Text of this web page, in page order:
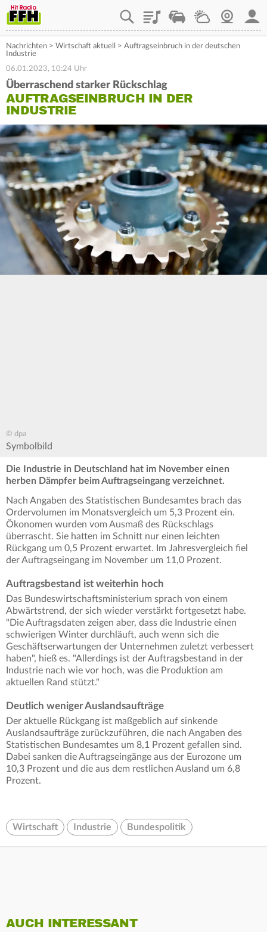
PlaylistStaupilotWetterWebcam
Nachrichten > Wirtschaft aktuell > Auftragseinbruch in der deutschen
Industrie
06.01.2023, 10:24 Uhr
Überraschend starker Rückschlag
AUFTRAGSEINBRUCH IN DER
INDUSTRIE
© dpa
Symbolbild
Die Industrie in Deutschland hat im November einen
herben Dämpfer beim Auftragseingang verzeichnet.
Nach Angaben des Statistischen Bundesamtes brach das
Ordervolumen im Monatsvergleich um 5,3 Prozent ein.
Ökonomen wurden vom Ausmaß des Rückschlags
überrascht. Sie hatten im Schnitt nur einen leichten
Rückgang um 0,5 Prozent erwartet. Im Jahresvergleich fiel
der Auftragseingang im November um 11,0 Prozent.
Auftragsbestand ist weiterhin hoch
Das Bundeswirtschaftsministerium sprach von einem
Abwärtstrend, der sich wieder verstärkt fortgesetzt habe.
"Die Auftragsdaten zeigen aber, dass die Industrie einen
schwierigen Winter durchläuft, auch wenn sich die
Geschäftserwartungen der Unternehmen zuletzt verbessert
haben", hieß es. "Allerdings ist der Auftragsbestand in der
Industrie nach wie vor hoch, was die Produktion am
aktuellen Rand stützt."
Deutlich weniger Auslandsaufträge
Der aktuelle Rückgang ist maßgeblich auf sinkende
Auslandsaufträge zurückzuführen, die nach Angaben des
Statistischen Bundesamtes um 8,1 Prozent gefallen sind.
Dabei sanken die Auftragseingänge aus der Eurozone um
10,3 Prozent und die aus dem restlichen Ausland um 6,8
Prozent.
Wirtschaft Industrie Bundespolitik
AUCH INTERESSANT